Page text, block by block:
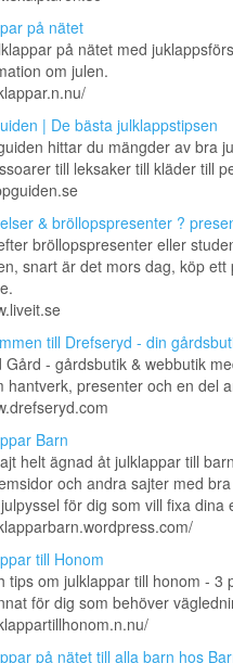
på nätet
på nätet med
om julen.
| De bästa julklappstipsen
hittar du mängder av bra
till leksaker till kläder till
& bröllopspresenter ?
bröllopspresenter eller
snart är det mors dag, köp
till Drefseryd - din
Gård - gårdsbutik & webbutik
hantverk, presenter och en del
Barn
helt ägnad åt julklappar till
och andra sajter med
för dig som vill fixa dina
till Honom
tips om julklappar till honom - 3
för dig som behöver
på nätet till alla barn hos